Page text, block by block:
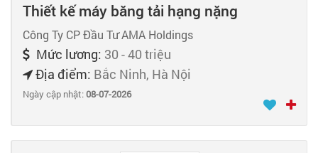
Thiết kế máy băng tải hạng nặng
Công Ty CP Đầu Tư AMA Holdings
Mức lương: 30 - 40 triệu
Địa điểm: Bắc Ninh, Hà Nội
Ngày cập nhật:08-07-2026